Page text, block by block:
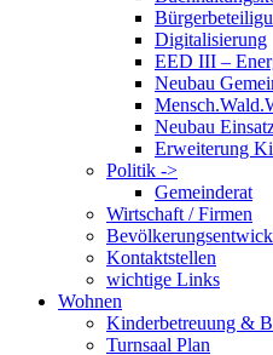
Digitalisierung
EED III –
Neubau
Neubau
Erweiterung
Politik ->
Gemeinderat
Wirtschaft / Firmen
Kontaktstellen
wichtige Links
Wohnen
Kinderbetreuung &
Turnsaal Plan